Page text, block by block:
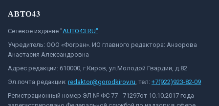
АВТО43
Сетевое издание "AUTO43.RU"
Учредитель: ООО «Фогран». ИО главного редактора: Анзорова
Анастасия Александровна
Адрес редакции: 610000, г.Киров, ул.Молодой Гвардии, д.82
Эл.почта редакции: redaktor@gorodkirov.ru, тел: +7(922)923-82-09
Регистрационный номер ЭЛ № ФС 77 - 71297от 10.10.2017 года